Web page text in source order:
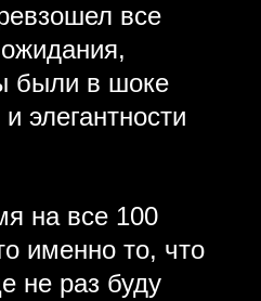
все
были в шоке
элегантности
на все 100
именно то, что
не раз буду